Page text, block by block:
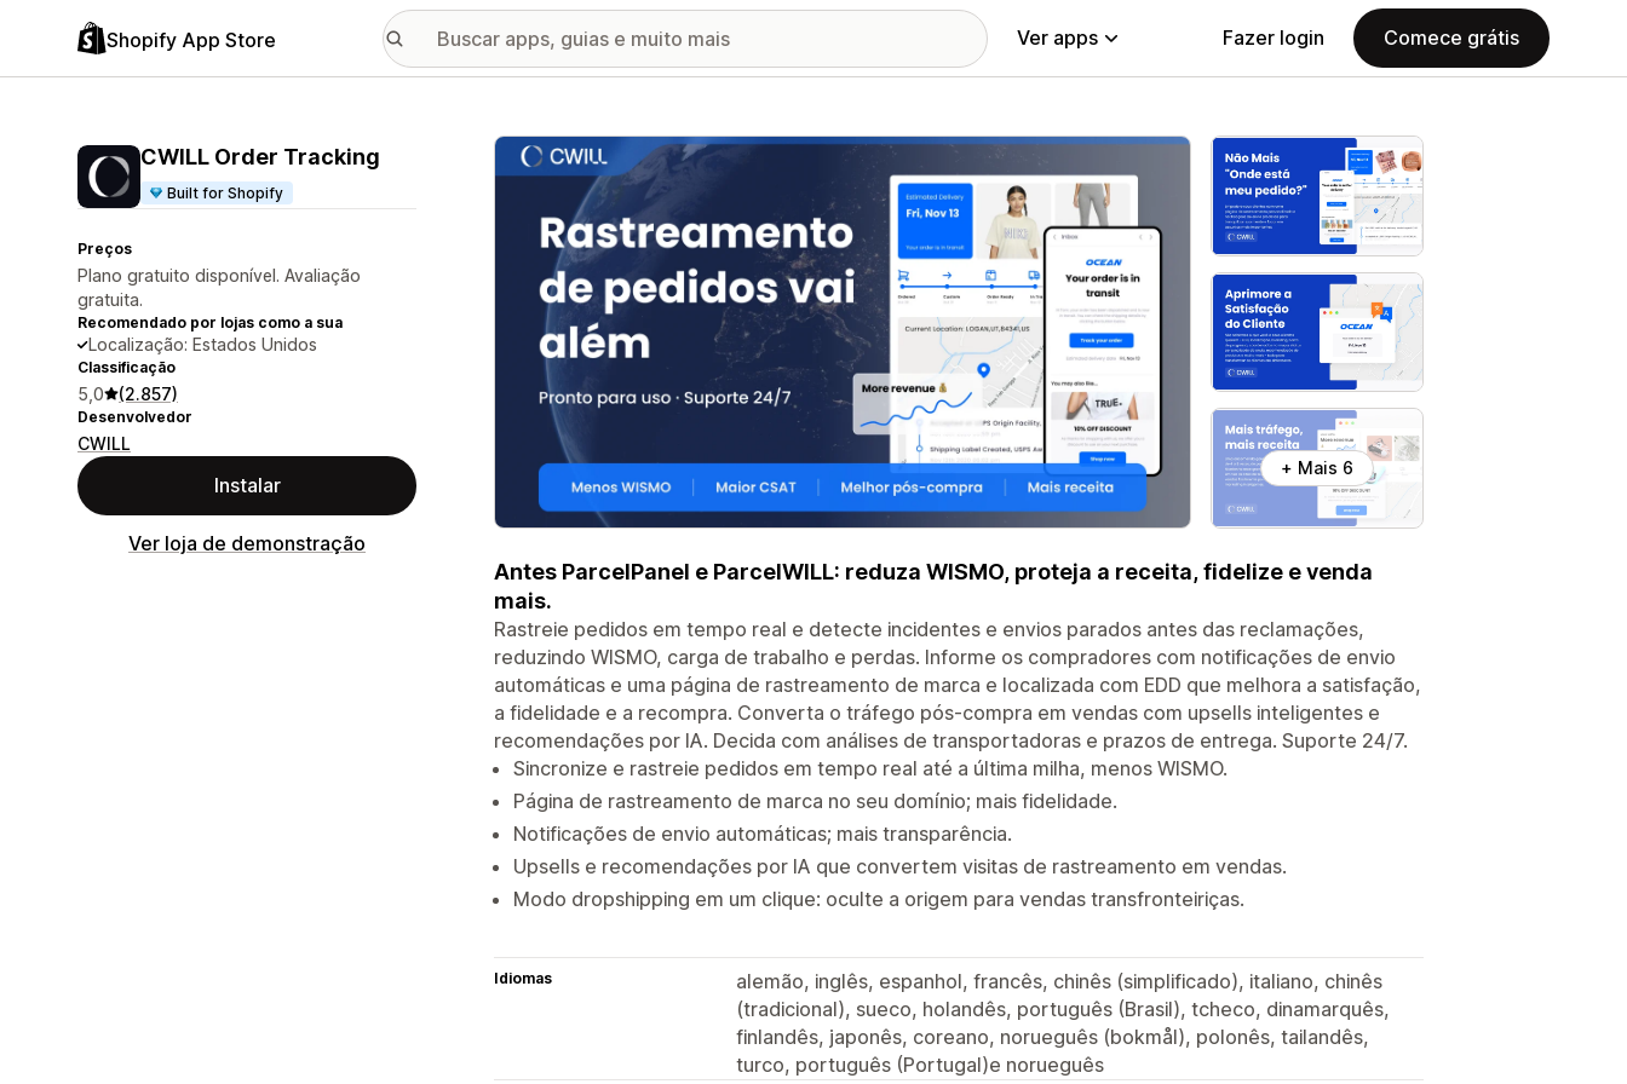
Shopify App Store Ver apps Fazer login Comece grátis
CWILL Order Tracking
Built for Shopify
Preços
Plano gratuito disponível. Avaliação
gratuita.
Recomendado por lojas como a sua
Localização: Estados Unidos
Classificação
5,0 (2.857)
Desenvolvedor
CWILL
Instalar
Ver loja de demonstração
Galeria de imagens em destaque
+ Mais 6
Antes ParcelPanel e ParcelWILL: reduza WISMO, proteja a receita, fidelize e venda
mais.
Rastreie pedidos em tempo real e detecte incidentes e envios parados antes das reclamações,
reduzindo WISMO, carga de trabalho e perdas. Informe os compradores com notificações de envio
automáticas e uma página de rastreamento de marca e localizada com EDD que melhora a satisfação,
a fidelidade e a recompra. Converta o tráfego pós-compra em vendas com upsells inteligentes e
recomendações por IA. Decida com análises de transportadoras e prazos de entrega. Suporte 24/7.
Sincronize e rastreie pedidos em tempo real até a última milha, menos WISMO.
Página de rastreamento de marca no seu domínio; mais fidelidade.
Notificações de envio automáticas; mais transparência.
Upsells e recomendações por IA que convertem visitas de rastreamento em vendas.
Modo dropshipping em um clique: oculte a origem para vendas transfronteiriças.
Idiomas
alemão, inglês, espanhol, francês, chinês (simplificado), italiano, chinês
(tradicional), sueco, holandês, português (Brasil), tcheco, dinamarquês,
finlandês, japonês, coreano, norueguês (bokmål), polonês, tailandês,
turco, português (Portugal)e norueguês